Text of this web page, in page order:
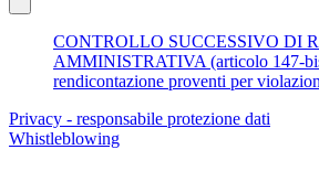
CONTROLLO SUCCESSIVO DI
AMMINISTRATIVA (articolo 147-
rendicontazione proventi per
Privacy - responsabile protezione dati
Whistleblowing